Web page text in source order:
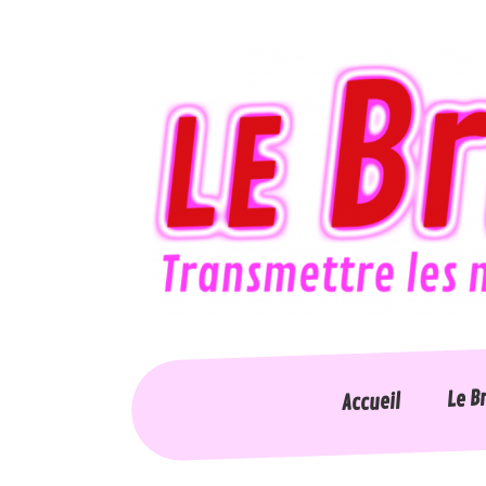
Accueil Le